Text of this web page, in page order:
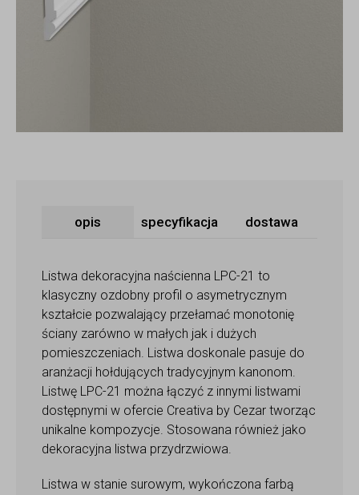
opis specyfikacja dostawa
Listwa dekoracyjna naścienna LPC-21 to
klasyczny ozdobny profil o asymetrycznym
kształcie pozwalający przełamać monotonię
ściany zarówno w małych jak i dużych
pomieszczeniach. Listwa doskonale pasuje do
aranżacji hołdujących tradycyjnym kanonom.
Listwę LPC-21 można łączyć z innymi listwami
dostępnymi w ofercie Creativa by Cezar tworząc
unikalne kompozycje. Stosowana również jako
dekoracyjna listwa przydrzwiowa.
Listwa w stanie surowym, wykończona farbą